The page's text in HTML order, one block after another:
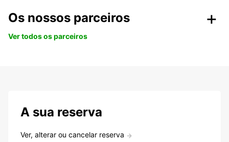
Os nossos parceiros
Ver todos os parceiros
A sua reserva
Ver, alterar ou cancelar reserva